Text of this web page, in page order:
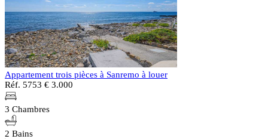
Appartement trois pièces à Sanremo à louer
Réf. 5753 € 3.000
3 Chambres
2 Bains